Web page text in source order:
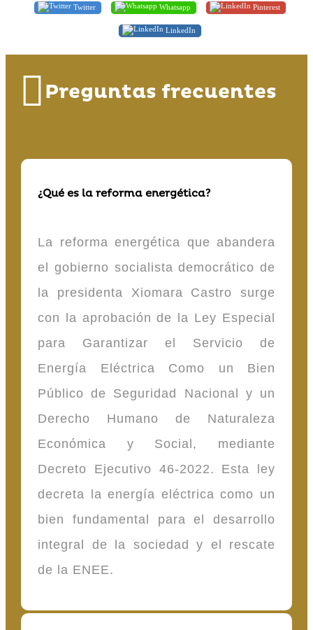
Twitter Whatsapp Pinterest
LinkedIn
Preguntas frecuentes
¿Qué es la reforma energética?
La reforma energética que abandera
el gobierno socialista democrático de
la presidenta Xiomara Castro surge
con la aprobación de la Ley Especial
para Garantizar el Servicio de
Energía Eléctrica Como un Bien
Público de Seguridad Nacional y un
Derecho Humano de Naturaleza
Económica y Social, mediante
Decreto Ejecutivo 46-2022. Esta ley
decreta la energía eléctrica como un
bien fundamental para el desarrollo
integral de la sociedad y el rescate
de la ENEE.